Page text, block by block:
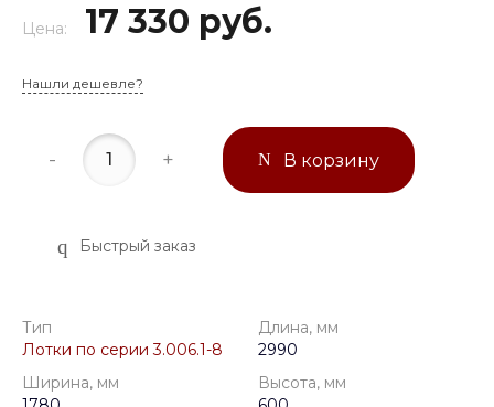
Цена: 17 330 руб.
Нашли дешевле?
- + В корзину
Быстрый заказ
Тип
Лотки по серии 3.006.1-8
Длина, мм
2990
Ширина, мм
Высота, мм